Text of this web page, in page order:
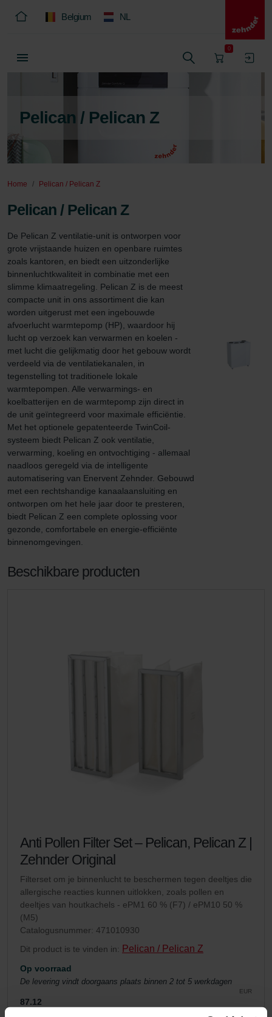
Belgium NL
0
Pelican / Pelican Z
Home Pelican / Pelican Z
Pelican / Pelican Z
De Pelican Z ventilatie-unit is ontworpen voor
grote vrijstaande huizen en openbare ruimtes
zoals kantoren, en biedt een uitzonderlijke
binnenluchtkwaliteit in combinatie met een
slimme klimaatregeling. Pelican Z is de meest
compacte unit in ons assortiment die kan
worden uitgerust met een ingebouwde
afvoerlucht warmtepomp (HP), waardoor hij
lucht op verzoek kan verwarmen en koelen -
met lucht die gelijkmatig door het gebouw wordt
verdeeld via de ventilatiekanalen, in
tegenstelling tot traditionele lokale
warmtepompen. Alle verwarmings- en
koelbatterijen en de warmtepomp zijn direct in
de unit geïntegreerd voor maximale efficiëntie.
Met het optionele gepatenteerde TwinCoil-
systeem biedt Pelican Z ook ventilatie,
verwarming, koeling en ontvochtiging - allemaal
naadloos geregeld via de intelligente
automatisering van Enervent Zehnder. Gebouwd
met een rechtshandige kanaalaansluiting en
ontworpen om het hele jaar door te presteren,
biedt Pelican Z een complete oplossing voor
gezonde, comfortabele en energie-efficiënte
binnenomgevingen.
Beschikbare producten
Anti Pollen Filter Set – Pelican, Pelican Z |
Zehnder Original
Filterset om je binnenlucht te beschermen tegen deeltjes die
allergische reacties kunnen uitlokken, zoals pollen en
deeltjes van houtkachels - ePM1 60 % (F7) / ePM10 50 %
(M5)
Catalogusnummer: 471010930
Dit product is te vinden in: Pelican / Pelican Z
Op voorraad
De levering vindt doorgaans plaats binnen 2 tot 5 werkdagen
EUR
87.12